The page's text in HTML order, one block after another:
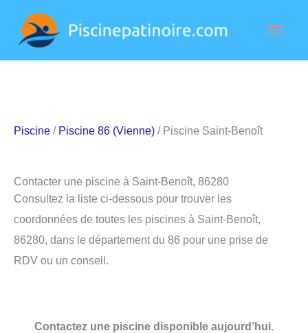
contenu
Piscine / Piscine 86 (Vienne) / Piscine Saint-Benoît
Contacter une piscine à Saint-Benoît, 86280
Consultez la liste ci-dessous pour trouver les
coordonnées de toutes les piscines à Saint-Benoît,
86280, dans le département du 86 pour une prise de
RDV ou un conseil.
Contactez une piscine disponible aujourd’hui.